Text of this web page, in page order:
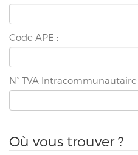
Code APE :
Où vous trouver ?